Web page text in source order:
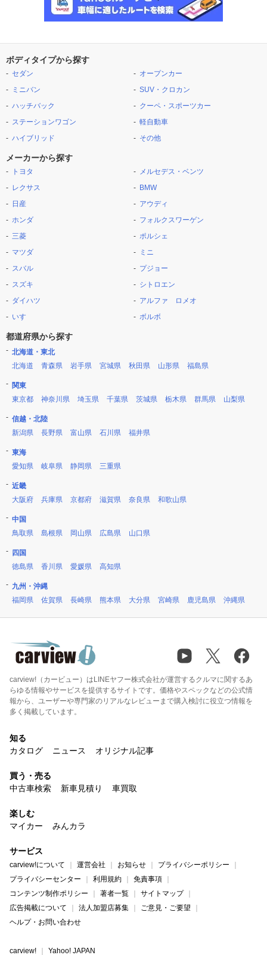
ボディタイプから探す
セダン
ミニバン
ハッチバック
ステーションワゴン
ハイブリッド
オープンカー
SUV・クロカン
クーペ・スポーツカー
軽自動車
その他
メーカーから探す
トヨタ
レクサス
日産
ホンダ
三菱
マツダ
スバル
スズキ
ダイハツ
いすゞ
メルセデス・ベンツ
BMW
アウディ
フォルクスワーゲン
ポルシェ
ミニ
プジョー
シトロエン
アルファ ロメオ
ボルボ
都道府県から探す
北海道・東北
北海道
青森県 岩手県 宮城県 秋田県 山形県 福島県
関東
東京都
神奈川県 埼玉県 千葉県 茨城県 栃木県 群馬県 山梨県
信越・北陸
新潟県
長野県 富山県 石川県 福井県
東海
愛知県
岐阜県 静岡県 三重県
近畿
大阪府
兵庫県 京都府 滋賀県 奈良県 和歌山県
中国
鳥取県
島根県 岡山県 広島県 山口県
四国
徳島県
香川県 愛媛県 高知県
九州・沖縄
福岡県
佐賀県 長崎県 熊本県 大分県 宮崎県 鹿児島県 沖縄県
carview!（カービュー）はLINEヤフー株式会社が運営するクルマに関するあ
らゆる情報やサービスを提供するサイトです。価格やスペックなどの公式情
報から、ユーザーや専門家のリアルなレビューまで購入検討に役立つ情報を
多く掲載しています。
知る
カタログ
ニュース オリジナル記事
買う・売る
中古車検索
新車見積り 車買取
楽しむ
マイカー
みんカラ
サービス
carview!について 運営会社 お知らせ
プライバシーポリシー
プライバシーセンター
利用規約
免責事項
コンテンツ制作ポリシー
著者一覧
サイトマップ
広告掲載について
法人加盟店募集
ご意見・ご要望
ヘルプ・お問い合わせ
carview! Yahoo! JAPAN